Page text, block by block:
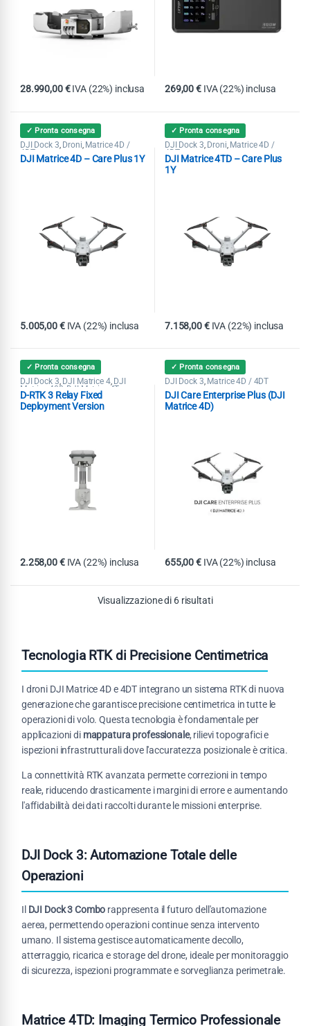
28.990,00€ IVA (22%) inclusa 269,00€ IVA (22%) inclusa
✓ Pronta consegna
DJI Dock 3, Droni, Matrice 4D /
4DT
DJI Matrice 4D – Care Plus 1Y
5.005,00€ IVA (22%) inclusa
✓ Pronta consegna
DJI Dock 3, Droni, Matrice 4D /
4DT
DJI Matrice 4TD – Care Plus
1Y
7.158,00€ IVA (22%) inclusa
✓ Pronta consegna
DJI Dock 3, DJI Matrice 4, DJI
Matrice 400 DJI Matrice 4T
Matrice 4D / 4DT,Matrice 4E
D-RTK 3 Relay Fixed
Deployment Version
2.258,00€ IVA (22%) inclusa
✓ Pronta consegna
DJI Dock 3, Matrice 4D / 4DT
DJI Care Enterprise Plus (DJI
Matrice 4D)
655,00€ IVA (22%) inclusa
Visualizzazione di 6 risultati
Tecnologia RTK di Precisione Centimetrica
I droni DJI Matrice 4D e 4DT integrano un sistema RTK di nuova
generazione che garantisce precisione centimetrica in tutte le
operazioni di volo. Questa tecnologia è fondamentale per
applicazioni di mappatura professionale, rilievi topografici e
ispezioni infrastrutturali dove l'accuratezza posizionale è critica.
La connettività RTK avanzata permette correzioni in tempo
reale, riducendo drasticamente i margini di errore e aumentando
l'affidabilità dei dati raccolti durante le missioni enterprise.
DJI Dock 3: Automazione Totale delle
Operazioni
Il DJI Dock 3 Combo rappresenta il futuro dell'automazione
aerea, permettendo operazioni continue senza intervento
umano. Il sistema gestisce automaticamente decollo,
atterraggio, ricarica e storage del drone, ideale per monitoraggio
di sicurezza, ispezioni programmate e sorveglianza perimetrale.
Matrice 4TD: Imaging Termico Professionale